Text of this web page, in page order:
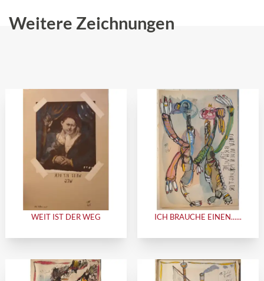
Weitere Zeichnungen
WEIT IST DER WEG ICH BRAUCHE EINEN......